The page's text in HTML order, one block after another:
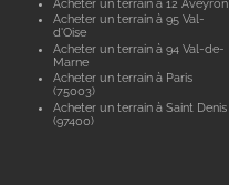
Acheter un terrain à 12 Aveyron
Acheter un terrain à 95 Val-
d'Oise
Acheter un terrain à 94 Val-de-
Marne
Acheter un terrain à Paris
(75003)
Acheter un terrain à Saint Denis
(97400)